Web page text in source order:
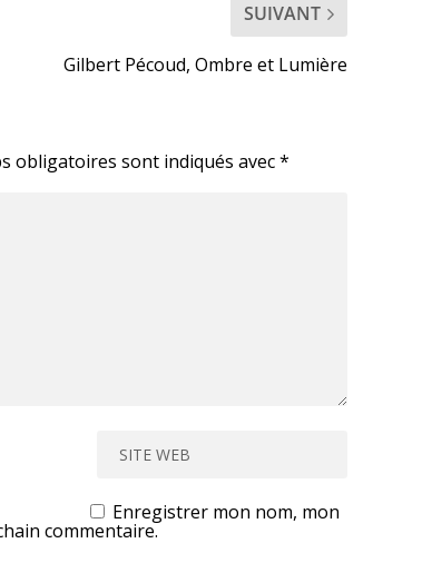
SUIVANT
Gilbert Pécoud, Ombre et Lumière
obligatoires sont indiqués avec*
Enregistrer mon nom, mon
commentaire.